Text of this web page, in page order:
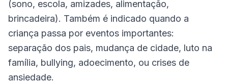
(sono, escola, amizades, alimentação,
brincadeira). Também é indicado quando a
criança passa por eventos importantes:
separação dos pais, mudança de cidade, luto na
família, bullying, adoecimento, ou crises de
ansiedade.